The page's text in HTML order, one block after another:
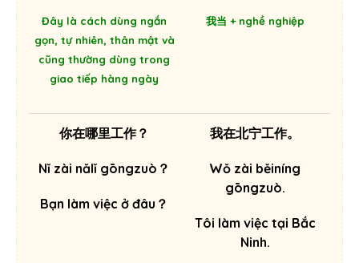
Đây là cách dùng ngắn
gọn, tự nhiên, thân mật và
cũng thường dùng trong
giao tiếp hàng ngày
我当 + nghề nghiệp
你在哪里工作？
Nǐ zài nǎlǐ gōngzuò？
Bạn làm việc ở đâu？
我在北宁工作。
Wǒ zài běiníng
gōngzuò.
Tôi làm việc tại Bắc
Ninh.